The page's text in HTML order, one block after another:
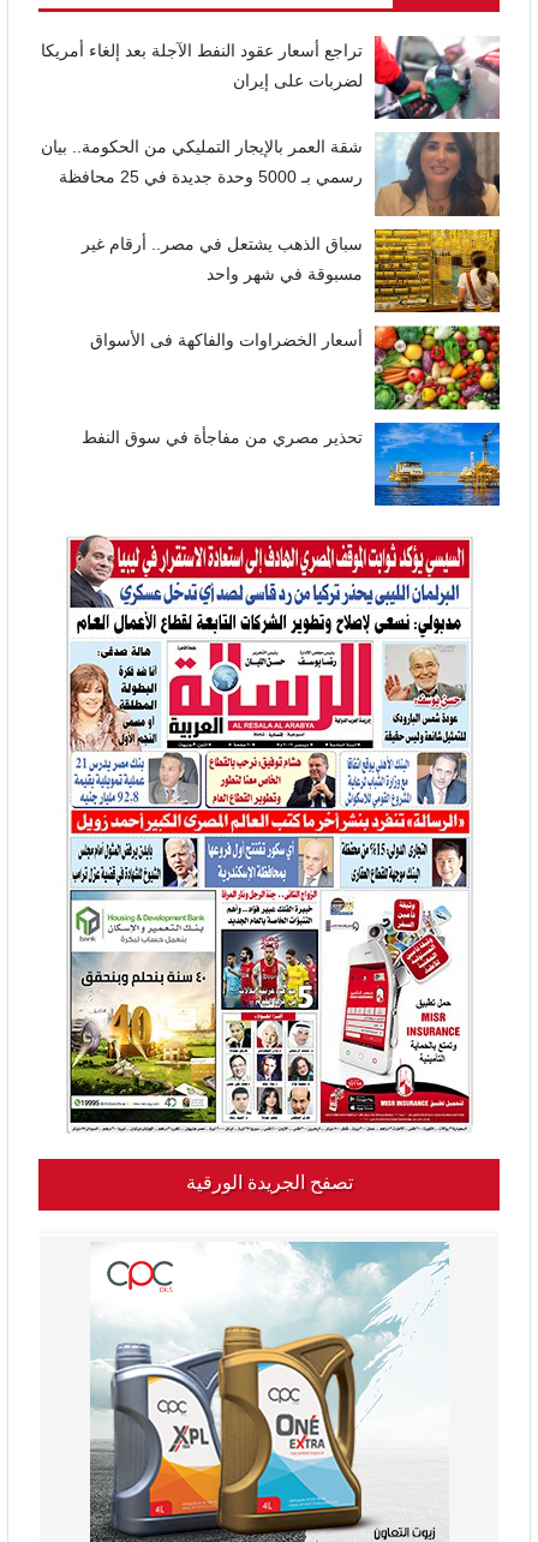
تراجع أسعار عقود النفط الآجلة بعد إلغاء أمريكا
لضربات على إيران
شقة العمر بالإيجار التمليكي من الحكومة.. بيان
رسمي بـ 5000 وحدة جديدة في 25 محافظة
سباق الذهب يشتعل في مصر.. أرقام غير
مسبوقة في شهر واحد
أسعار الخضراوات والفاكهة فى الأسواق
تحذير مصري من مفاجأة في سوق النفط
تصفح الجريدة الورقية